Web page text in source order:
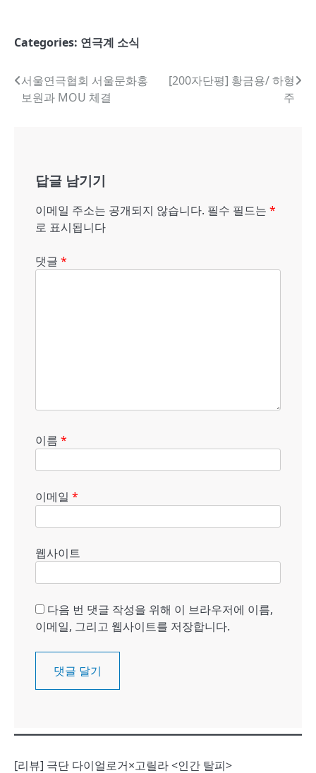
Categories: 연극계 소식
글
내
서울연극협회 서울문화홍
보원과 MOU 체결
[200자단평] 황금용/ 하형
주
답글 남기기
이메일 주소는 공개되지 않습니다. 필수 필드는 *
로 표시됩니다
댓글 *
이름 *
이메일 *
웹사이트
다음 번 댓글 작성을 위해 이 브라우저에 이름,
이메일, 그리고 웹사이트를 저장합니다.
[리뷰] 극단 다이얼로거×고릴라 <인간 탈피>